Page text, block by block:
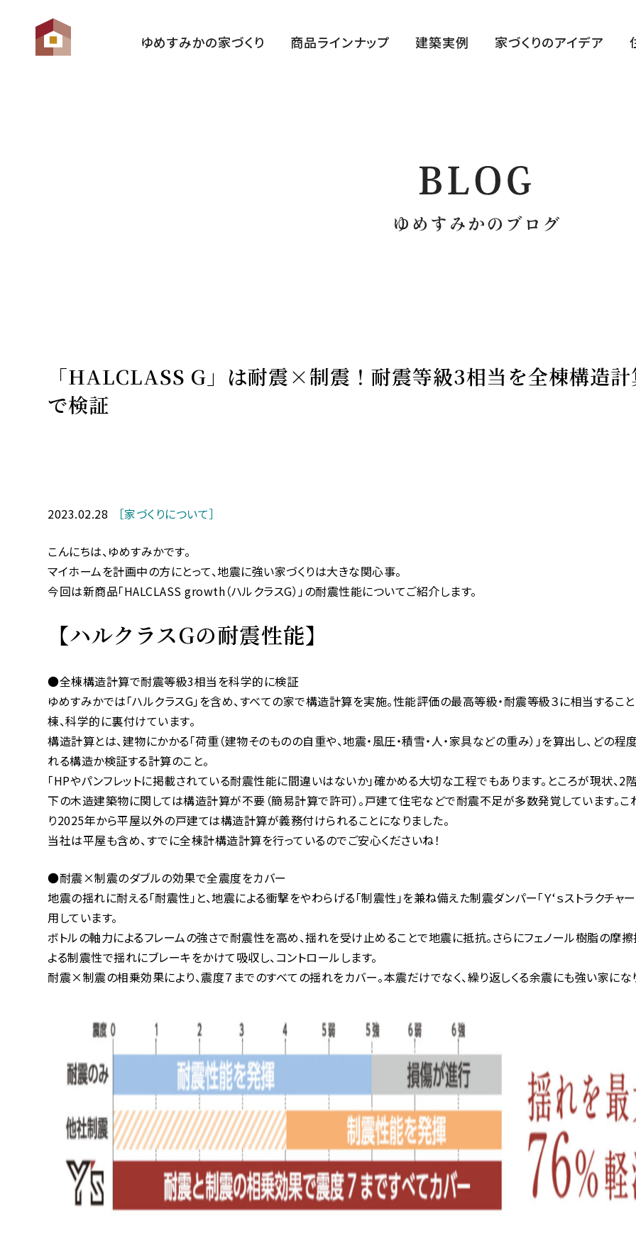
ゆめすみかの家づくり 商品ラインナップ 建築実例 家づくりのアイデア
「HALCLASS G」は耐震×制震！耐震等級3相当を全棟構造
で検証
2023.02.28 ［家づくりについて］
こんにちは、ゆめすみかです。
マイホームを計画中の方にとって、地震に強い家づくりは大きな関心事。
今回は新商品「HALCLASS growth（ハルクラスG）」の耐震性能についてご紹介します。
【ハルクラスGの耐震性能】
●全棟構造計算で耐震等級3相当を科学的に検証
ゆめすみかでは「ハルクラスG」を含め、すべての家で構造計算を実施。性能評価の最高等級・耐震等級３に相当するこ
棟、科学的に裏付けています。
構造計算とは、建物にかかる「荷重（建物そのものの自重や、地震・風圧・積雪・人・家具などの重み）」を算出し、どの程
れる構造か検証する計算のこと。
「HPやパンフレットに掲載されている耐震性能に間違いはないか」確かめる大切な工程でもあります。ところが現状、2
下の木造建築物に関しては構造計算が不要（簡易計算で許可）。戸建て住宅などで耐震不足が多数発覚しています。こ
り2025年から平屋以外の戸建ては構造計算が義務付けられることになりました。
当社は平屋も含め、すでに全棟計構造計算を行っているのでご安心くださいね！
●耐震×制震のダブルの効果で全震度をカバー
地震の揺れに耐える「耐震性」と、地震による衝撃をやわらげる「制震性」を兼ね備えた制震ダンパー「Ｙ‘ｓストラクチャ
用しています。
ボトルの軸力によるフレームの強さで耐震性を高め、揺れを受け止めることで地震に抵抗。さらにフェノール樹脂の摩
よる制震性で揺れにブレーキをかけて吸収し、コントロールします。
耐震×制震の相乗効果により、震度７までのすべての揺れをカバー。本震だけでなく、繰り返しくる余震にも強い家にな